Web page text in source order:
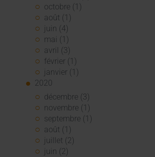
octobre (1)
août (1)
juin (4)
mai (1)
avril (3)
février (1)
janvier (1)
2020
décembre (3)
novembre (1)
septembre (1)
août (1)
juillet (2)
juin (2)